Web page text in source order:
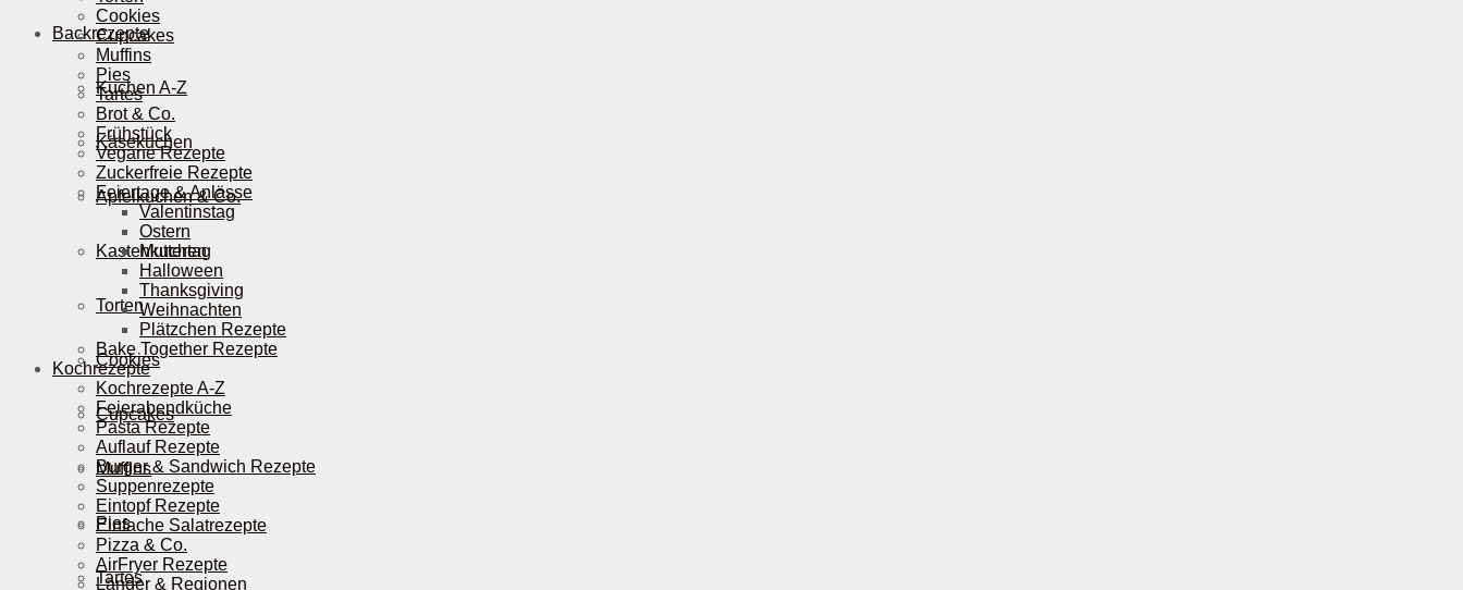
Backrezepte
Kuchen A-Z
Käsekuchen
Apfelkuchen & Co.
Kastenkuchen
Torten
Cookies
Cupcakes
Muffins
Pies
Tartes
Cookies
Cupcakes
Muffins
Pies
Tartes
Brot & Co.
Frühstück
Vegane Rezepte
Zuckerfreie Rezepte
Feiertage & Anlässe
Valentinstag
Ostern
Muttertag
Halloween
Thanksgiving
Weihnachten
Plätzchen Rezepte
Bake Together Rezepte
Kochrezepte
Kochrezepte A-Z
Feierabendküche
Pasta Rezepte
Auflauf Rezepte
Burger & Sandwich Rezepte
Suppenrezepte
Eintopf Rezepte
Einfache Salatrezepte
Pizza & Co.
AirFryer Rezepte
Länder & Regionen